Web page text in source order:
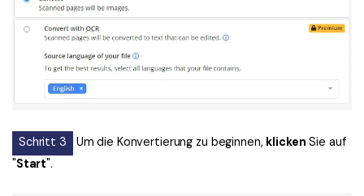
Schritt 3 Um die Konvertierung zu beginnen, klicken Sie auf
"Start".